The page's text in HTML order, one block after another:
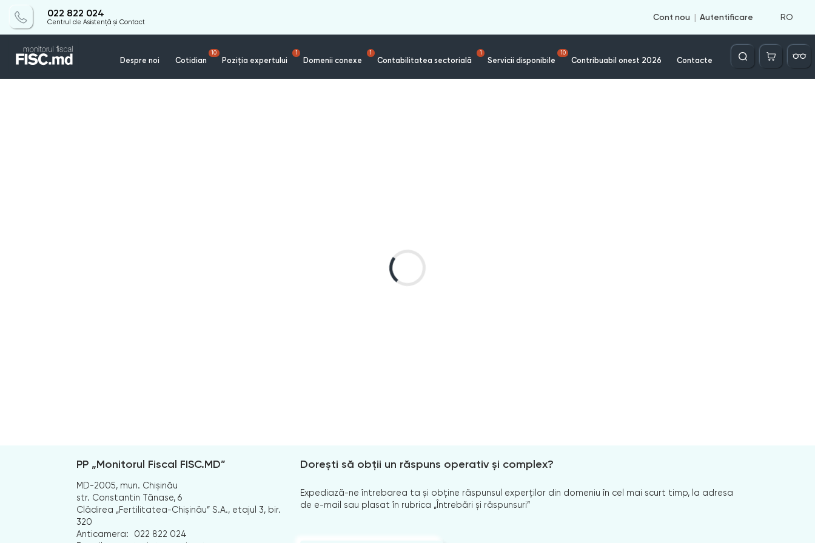
022 822 024
Centrul de Asistență și Contact
Cont nou Autentificare RO
Despre noi Cotidian
10
Poziția expertului
1
Domenii conexe
1
Contabilitatea sectorială
1
Servicii disponibile
10
Contribuabil onest 2026 Contacte
Căutare
PP „Monitorul Fiscal FISC.MD”
MD-2005, mun. Chișinău
str. Constantin Tănase, 6
Clădirea „Fertilitatea-Chișinău” S.A., etajul 3, bir.
320
Anticamera:
022 822 024
Dorești să obții un răspuns operativ și complex?
Expediază-ne întrebarea ta și obține răspunsul experților din domeniu în cel mai scurt timp, la adresa
de e-mail sau plasat în rubrica „Întrebări și răspunsuri”